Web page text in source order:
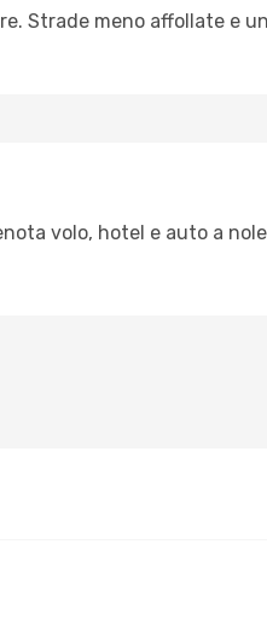
Strade meno affollate e
volo, hotel e auto a